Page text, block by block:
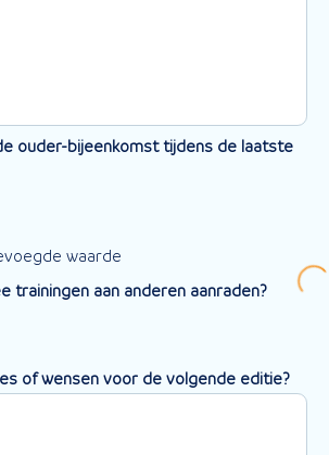
ouder-bijeenkomst tijdens de laatste
waarde
trainingen aan anderen aanraden?
of wensen voor de volgende editie?